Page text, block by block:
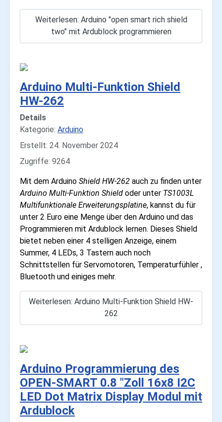
Weiterlesen: Arduino "open smart rich shield
two" mit Ardublock programmieren
Arduino Multi-Funktion Shield
HW-262
Details
Kategorie: Arduino
Erstellt: 24. November 2024
Zugriffe: 9264
Mit dem Arduino Shield HW-262 auch zu finden unter
Arduino Multi-Funktion Shield oder unter TS1003L
Multifunktionale Erweiterungsplatine, kannst du für
unter 2 Euro eine Menge über den Arduino und das
Programmieren mit Ardublock lernen. Dieses Shield
bietet neben einer 4 stelligen Anzeige, einem
Summer, 4 LEDs, 3 Tastern auch noch
Schnittstellen für Servomotoren, Temperaturfühler ,
Bluetooth und einiges mehr.
Weiterlesen: Arduino Multi-Funktion Shield HW-
262
Arduino Programmierung des
OPEN-SMART 0.8 "Zoll 16x8 I2C
LED Dot Matrix Display Modul mit
Ardublock